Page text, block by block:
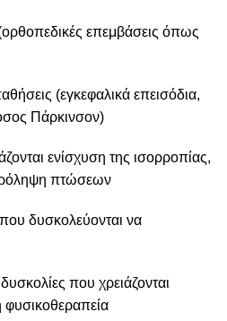
(ορθοπεδικές επεμβάσεις όπως
(εγκεφαλικά επεισόδια,
Πάρκινσον)
ενίσχυση της ισορροπίας,
πτώσεων
δυσκολεύονται να
που χρειάζονται
φυσικοθεραπεία